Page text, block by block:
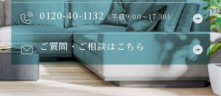
0120-40-1132（平日9:00～17:30）
ご質問・ご相談はこちら